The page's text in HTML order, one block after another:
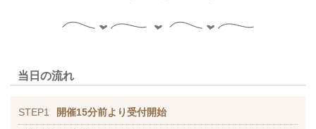
当日の流れ
STEP1 開催15分前より受付開始